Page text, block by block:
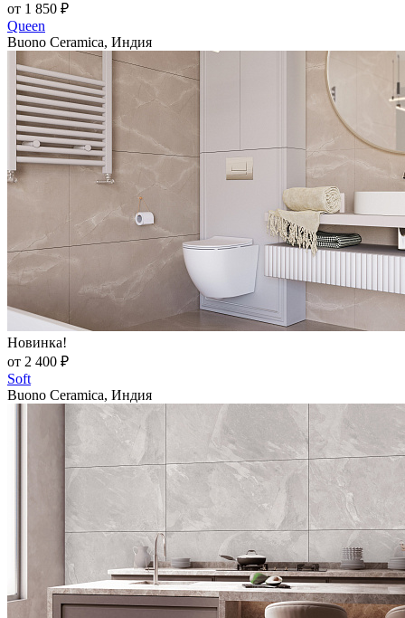
от 1 850 ₽
Queen
Buono Ceramica, Индия
Новинка!
от 2 400 ₽
Soft
Buono Ceramica, Индия